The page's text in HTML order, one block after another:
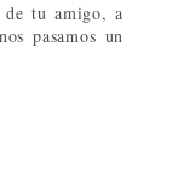
de tu amigo, a
pasamos un